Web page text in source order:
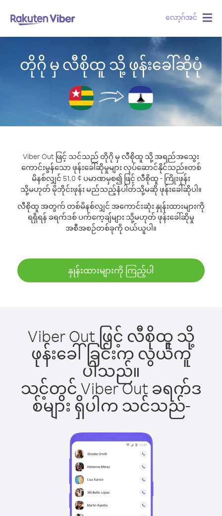
လော့ဂ်အင်
တိုဂို မှ လီစိုထူ သို့ ဖုန်းခေါ်ဆိုပုံ
Viber Out ဖြင့် သင်သည် တိုဂို မှ လီစိုထူ သို့ အရည်အသွေး
ကောင်းမွန်သော ဖုန်းခေါ်ဆိုမှုများ လုပ်ဆောင်နိုင်သည်။တစ်
မိနစ်လျှင် 51.0 ¢ ပမာဏမှစ၍ ဖြင့် လီစိုထူ - ကြိုးဖုန်း
သို့မဟုတ် မိုဘိုင်းဖုန်း မည်သည့်နံပါတ်သို့မဆို ဖုန်းခေါ်ဆိုပါ။
လီစိုထူ အတွက် တစ်မိနစ်လျှင် အကောင်းဆုံး နှုန်းထားများကို
ရရှိရန် ခရက်ဒစ် ပက်ကေ့ချ်များ သို့မဟုတ် ဖုန်းခေါ်ဆိုမှု
အစီအစဉ်တစ်ခုကို ဝယ်ယူပါ။
နှုန်းထားများကို ကြည့်ပါ
Viber Out ဖြင့် လီစိုထူ သို့
ဖုန်းခေါ်ခြင်းက လွယ်ကူ
ပါသည်။
သင့်တွင် Viber Out ခရက်ဒ
စ်များ ရှိပါက သင်သည်-